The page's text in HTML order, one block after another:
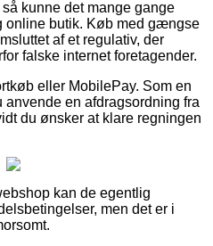
kunne det mange gange
butik. Køb med gængse
af et regulativ, der
falske internet foretagender.
eller MobilePay. Som en
en afdragsordning fra
du ønsker at klare regningen
kan de egentlig
men det er i